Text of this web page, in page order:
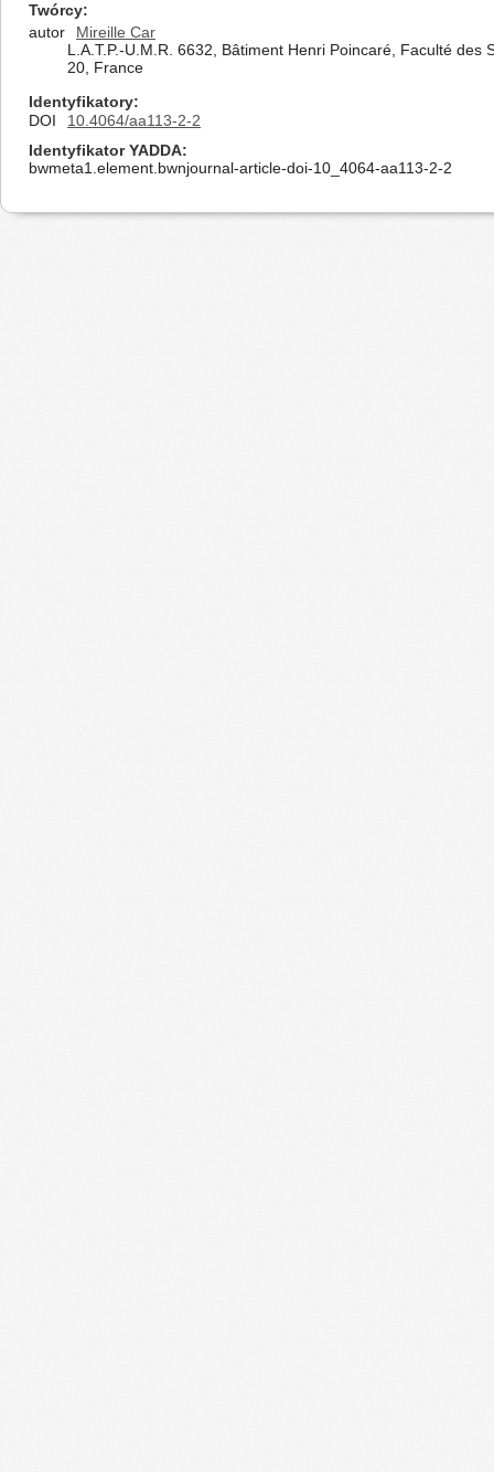
Twórcy
autor
Mireille Car
L.A.T.P.-U.M.R. 6632, Bâtiment Henri Poincaré, Faculté
20, France
Identyfikatory
DOI
10.4064/aa113-2-2
Identyfikator YADDA
bwmeta1.element.bwnjournal-article-doi-10_4064-aa113-2-2